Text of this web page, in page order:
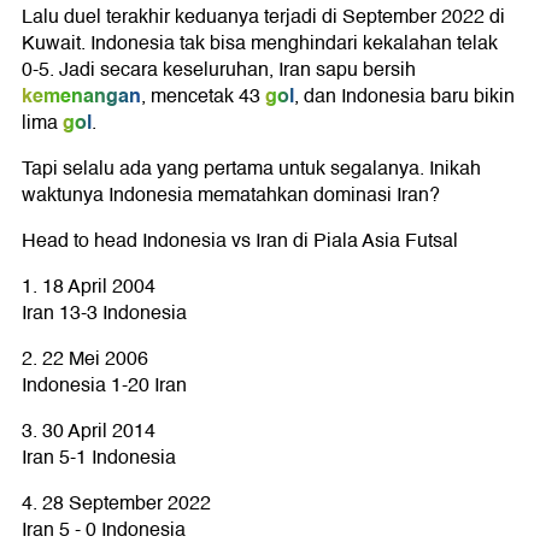
Lalu duel terakhir keduanya terjadi di September 2022 di
Kuwait. Indonesia tak bisa menghindari kekalahan telak
0-5. Jadi secara keseluruhan, Iran sapu bersih
kemenangan, mencetak 43gol, dan Indonesia baru bikin
limagol.
Tapi selalu ada yang pertama untuk segalanya. Inikah
waktunya Indonesia mematahkan dominasi Iran?
Head to head Indonesia vs Iran di Piala Asia Futsal
1. 18 April 2004
Iran 13-3 Indonesia
2. 22 Mei 2006
Indonesia 1-20 Iran
3. 30 April 2014
Iran 5-1 Indonesia
4. 28 September 2022
Iran 5 - 0 Indonesia